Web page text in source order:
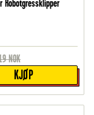
Robotgressklipper
NOK
KJØP